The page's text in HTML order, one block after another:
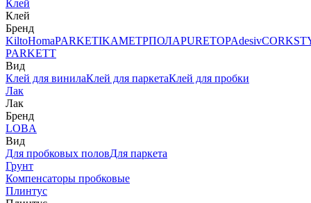
Клей
Клей
Бренд
KiltoHomaPARKETIKAМЕТРПОЛАPURETOPAdesiv
PARKETT
Вид
Клей для винилаКлей для паркетаКлей для пробки
Лак
Лак
Бренд
LOBA
Вид
Для пробковых половДля паркета
Грунт
Компенсаторы пробковые
Плинтус